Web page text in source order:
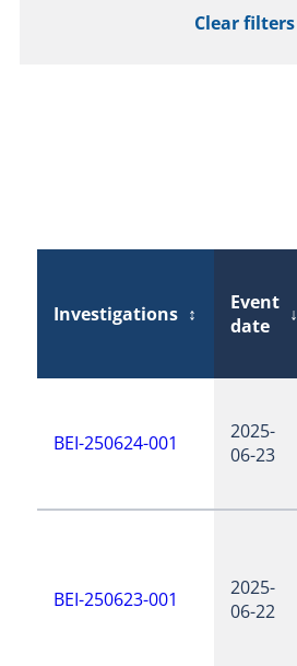
Clear filters
Investigations ↕
Event
date
↓
BEI-250624-001
2025-
06-23
BEI-250623-001
2025-
06-22